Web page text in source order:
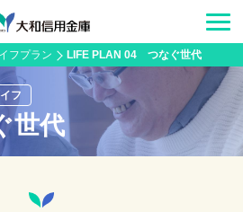
フプラン LIFE PLAN 04 つなぐ世代
フ
世代